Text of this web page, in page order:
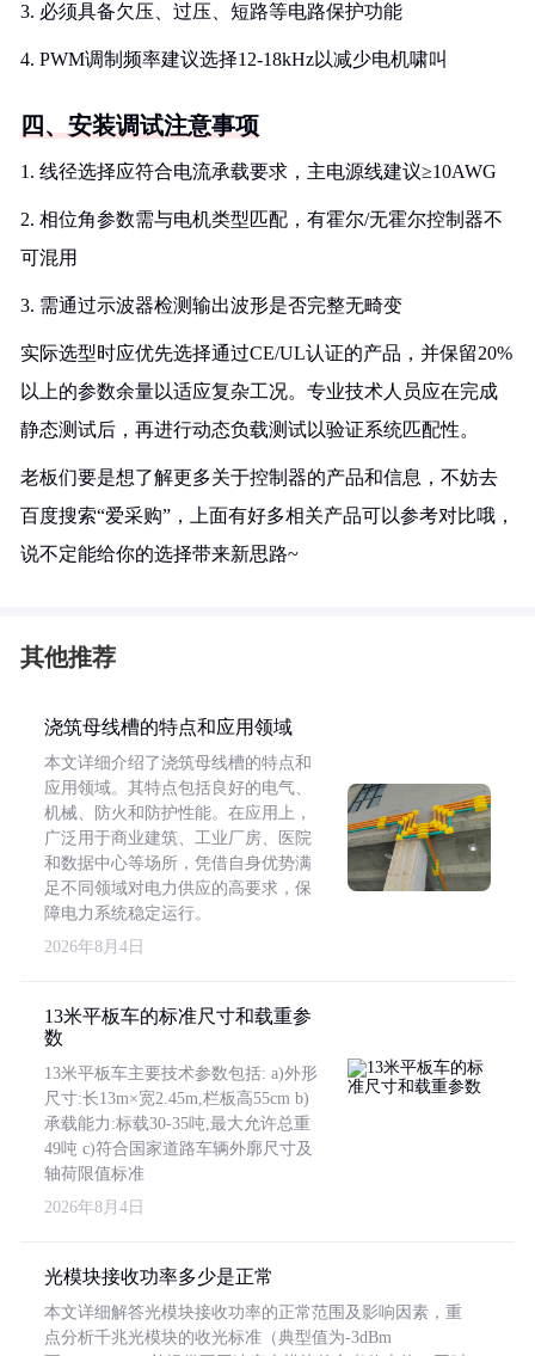
3. 必须具备欠压、过压、短路等电路保护功能
4. PWM调制频率建议选择12-18kHz以减少电机啸叫
四、安装调试注意事项
1. 线径选择应符合电流承载要求，主电源线建议≥10AWG
2. 相位角参数需与电机类型匹配，有霍尔/无霍尔控制器不
可混用
3. 需通过示波器检测输出波形是否完整无畸变
实际选型时应优先选择通过CE/UL认证的产品，并保留20%
以上的参数余量以适应复杂工况。专业技术人员应在完成
静态测试后，再进行动态负载测试以验证系统匹配性。
老板们要是想了解更多关于控制器的产品和信息，不妨去
百度搜索“爱采购”，上面有好多相关产品可以参考对比哦，
说不定能给你的选择带来新思路~
其他推荐
浇筑母线槽的特点和应用领域
本文详细介绍了浇筑母线槽的特点和
应用领域。其特点包括良好的电气、
机械、防火和防护性能。在应用上，
广泛用于商业建筑、工业厂房、医院
和数据中心等场所，凭借自身优势满
足不同领域对电力供应的高要求，保
障电力系统稳定运行。
2026年8月4日
13米平板车的标准尺寸和载重参
数
13米平板车主要技术参数包括: a)外形
尺寸:长13m×宽2.45m,栏板高55cm b)
承载能力:标载30-35吨,最大允许总重
49吨 c)符合国家道路车辆外廓尺寸及
轴荷限值标准
2026年8月4日
光模块接收功率多少是正常
本文详细解答光模块接收功率的正常范围及影响因素，重
点分析千兆光模块的收光标准（典型值为-3dBm